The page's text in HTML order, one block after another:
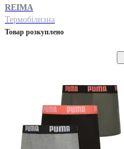
REIMA
Термобілизна
Товар розкуплено